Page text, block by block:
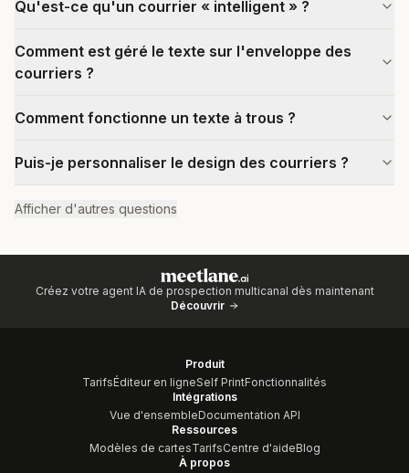
Qu'est-ce qu'un courrier « intelligent » ?
Comment est géré le texte sur l'enveloppe des
courriers ?
Comment fonctionne un texte à trous ?
Puis-je personnaliser le design des courriers ?
Afficher d'autres questions
Créez votre agent IA de prospection multicanal dès maintenant
Découvrir
Produit
TarifsÉditeur en ligneSelf PrintFonctionnalités
Intégrations
Vue d'ensembleDocumentation API
Ressources
Modèles de cartesTarifsCentre d'aideBlog
À propos